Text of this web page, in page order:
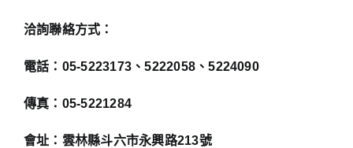
洽詢聯絡方式：
電話：05-5223173、5222058、5224090
傳真：05-5221284
會址：雲林縣斗六市永興路213號